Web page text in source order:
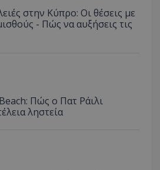
στην Κύπρο: Οι θέσεις με
- Πώς να αυξήσεις τις
Πώς ο Πατ Ράιλι
ληστεία